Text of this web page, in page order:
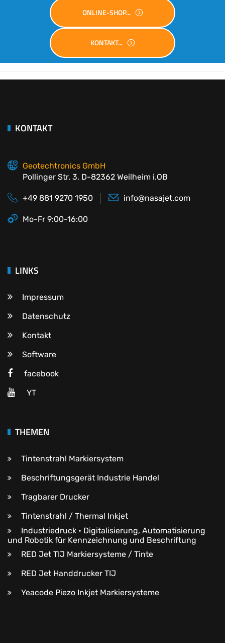
ONLINE-SHOP...
KONTAKT...
KONTAKT
Geotechtronics GmbH
Pollinger Str. 3, D-82362 Weilheim i.OB
+49 881 9270 1950 info@nasajet.com
Mo-Fr 9:00-16:00
LINKS
Impressum
Datenschutz
Kontakt
Software
facebook
YT
THEMEN
Tintenstrahl Markiersystem
Beschriftungsgerät Industrie Handel
Tragbarer Drucker
Tintenstrahl / Thermal Inkjet
Industriedruck • Digitalisierung, Automatisierung
und Robotik für Kennzeichnung und Beschriftung
RED Jet TIJ Markiersysteme / Tinte
RED Jet Handdrucker TIJ
Yeacode Piezo Inkjet Markiersysteme